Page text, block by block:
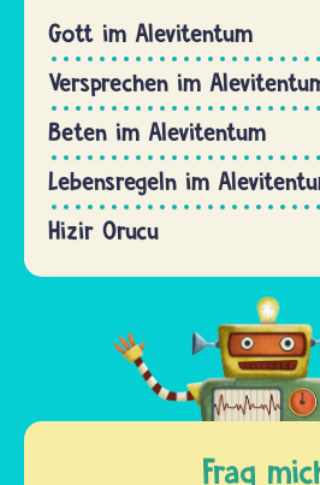
Gott im Alevitentum
Versprechen im
Beten im Alevitentum
Lebensregeln im
Hizir Orucu
Frag